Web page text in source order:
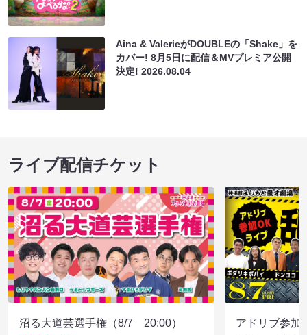
Aina & ValerieがDOUBLEの「Shake」を
カバー! 8月5日に配信＆MVプレミア公開
決定!2026.08.04
ライブ配信チケット
沼る大道芸選手権（8/7 20:00）
アドリブ参加